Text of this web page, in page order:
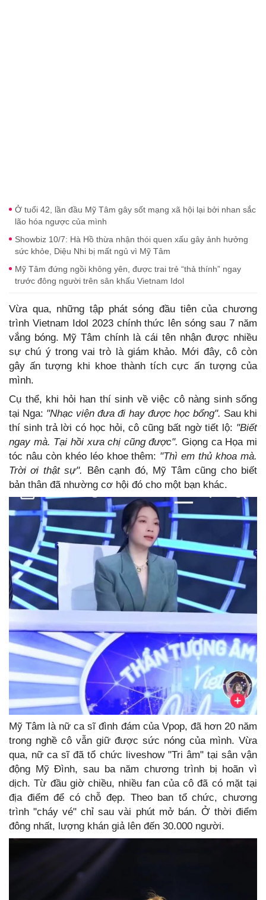
Ở tuổi 42, lần đầu Mỹ Tâm gây sốt mạng xã hội lại bởi nhan sắc
lão hóa ngược của mình
Showbiz 10/7: Hà Hồ thừa nhận thói quen xấu gây ảnh hưởng
sức khỏe, Diệu Nhi bị mất ngủ vì Mỹ Tâm
Mỹ Tâm đứng ngồi không yên, được trai trẻ “thả thính” ngay
trước đông người trên sân khấu Vietnam Idol
Vừa qua, những tập phát sóng đầu tiên của chương
trình Vietnam Idol 2023 chính thức lên sóng sau 7 năm
vắng bóng. Mỹ Tâm chính là cái tên nhận được nhiều
sự chú ý trong vai trò là giám khảo. Mới đây, cô còn
gây ấn tượng khi khoe thành tích cực ấn tượng của
mình.
Cụ thể, khi hỏi han thí sinh về việc cô nàng sinh sống
tại Nga: "Nhạc viện đưa đi hay được học bổng". Sau khi
thí sinh trả lời có học hỏi, cô cũng bất ngờ tiết lộ: "Biết
ngay mà. Tại hồi xưa chị cũng được".Giọng ca Họa mi
tóc nâu còn khéo léo khoe thêm: "Thì em thủ khoa mà.
Trời ơi thật sự". Bên cạnh đó, Mỹ Tâm cũng cho biết
bản thân đã nhường cơ hội đó cho một bạn khác.
Mỹ Tâm là nữ ca sĩ đình đám của Vpop, đã hơn 20 năm
trong nghề cô vẫn giữ được sức nóng của mình. Vừa
qua, nữ ca sĩ đã tổ chức liveshow "Tri âm" tại sân vận
động Mỹ Đình, sau ba năm chương trình bị hoãn vì
dịch. Từ đầu giờ chiều, nhiều fan của cô đã có mặt tại
địa điểm để có chỗ đẹp. Theo ban tổ chức, chương
trình "cháy vé" chỉ sau vài phút mở bán. Ở thời điểm
đông nhất, lượng khán giả lên đến 30.000 người.